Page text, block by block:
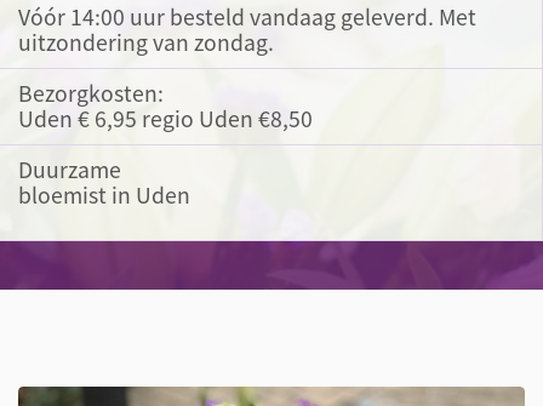
Vóór 14:00 uur besteldvandaag geleverd. Met
uitzondering van zondag.
Bezorgkosten:
Uden € 6,95 regio Uden €8,50
Duurzame
bloemist in Uden